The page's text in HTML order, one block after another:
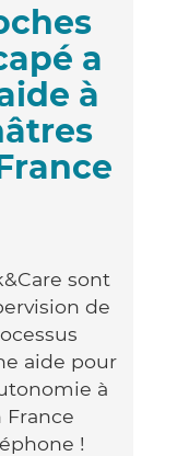
a
à
sont
de
aide pour
à
France
!